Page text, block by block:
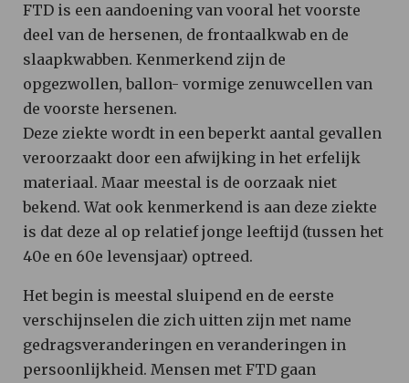
FTD is een aandoening van vooral het voorste
deel van de hersenen, de frontaalkwab en de
slaapkwabben. Kenmerkend zijn de
opgezwollen, ballon- vormige zenuwcellen van
de voorste hersenen.
Deze ziekte wordt in een beperkt aantal gevallen
veroorzaakt door een afwijking in het erfelijk
materiaal. Maar meestal is de oorzaak niet
bekend. Wat ook kenmerkend is aan deze ziekte
is dat deze al op relatief jonge leeftijd (tussen het
40e en 60e levensjaar) optreed.
Het begin is meestal sluipend en de eerste
verschijnselen die zich uitten zijn met name
gedragsveranderingen en veranderingen in
persoonlijkheid. Mensen met FTD gaan